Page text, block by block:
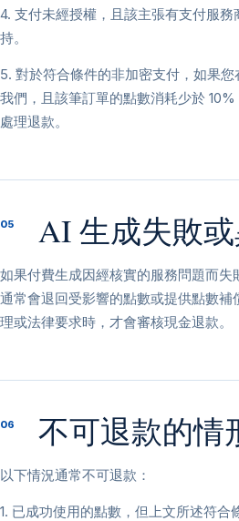
4. 支付未經授權，且該主張有支付服
持。
5. 對於符合條件的非加密支付，如果
我們，且該筆訂單的點數消耗少於
處理退款。
05 AI 生成失敗
如果付費生成因經核實的服務問題而失
通常會退回受影響的點數或提供點數補
理或法律要求時，才會審核現金退款。
06 不可退款的情
以下情況通常不可退款：
1. 已成功使用的點數，但上文所述符合